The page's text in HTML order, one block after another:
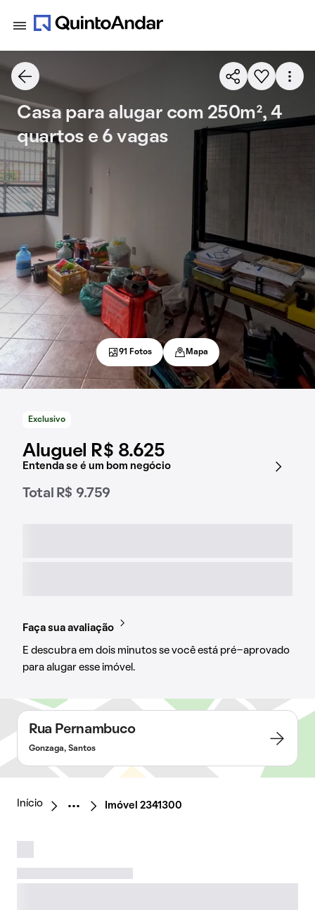
Exclusivo
Aluguel R$ 8.625
Entenda se é um bom negócio
Total R$ 9.759
Faça sua avaliação
E descubra em dois minutos se você está pré-aprovado
para alugar esse imóvel.
Casa para alugar com 250m², 4
quartos e 6 vagas
91 Fotos Mapa
Rua Pernambuco
Gonzaga, Santos
Início Imóvel 2341300